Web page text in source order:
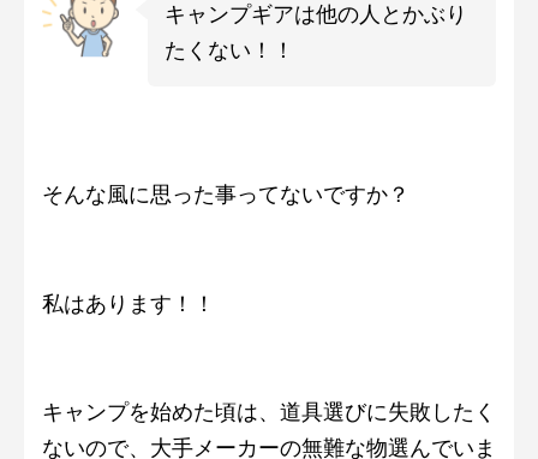
キャンプギアは他の人とかぶり
たくない！！
そんな風に思った事ってないですか？
私はあります！！
キャンプを始めた頃は、道具選びに失敗したく
ないので、大手メーカーの無難な物選んでいま